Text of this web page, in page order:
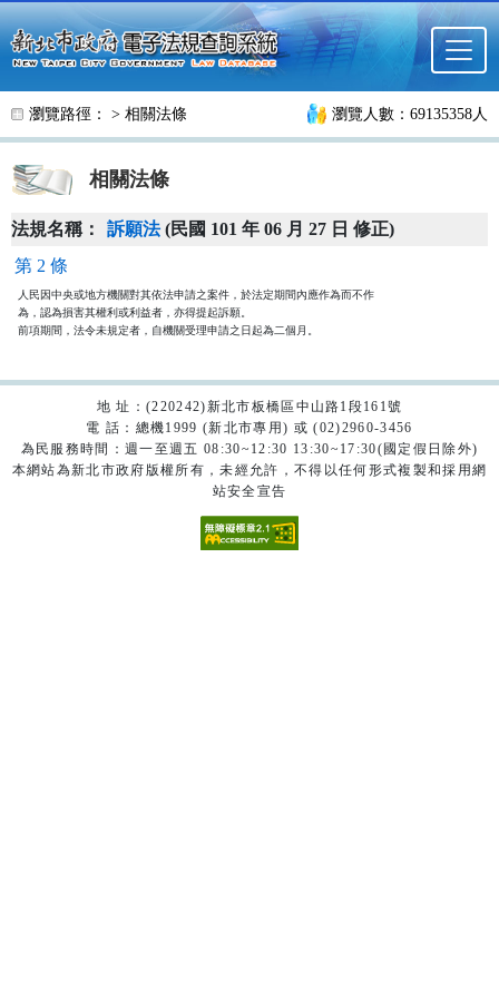
跳至主要內容
瀏覽路徑： > 相關法條 瀏覽人數：69135358人
相關法條
法規名稱： 訴願法(民國 101 年 06 月 27 日 修正)
第 2 條
人民因中央或地方機關對其依法申請之案件，於法定期間內應作為而不作
為，認為損害其權利或利益者，亦得提起訴願。
前項期間，法令未規定者，自機關受理申請之日起為二個月。
地 址：(220242)新北市板橋區中山路1段161號
電 話：總機1999 (新北市專用) 或 (02)2960-3456
為民服務時間：週一至週五 08:30~12:30 13:30~17:30(國定假日除外)
本網站為新北市政府版權所有，未經允許，不得以任何形式複製和採用網
站安全宣告